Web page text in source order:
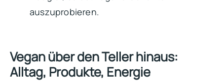
auszuprobieren.
Vegan über den Teller hinaus:
Alltag, Produkte, Energie